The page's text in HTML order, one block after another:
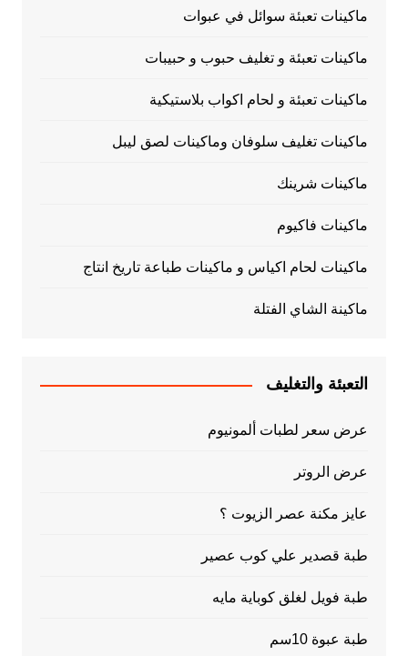
ماكينات تعبئة سوائل في عبوات
ماكينات تعبئة و تغليف حبوب و حبيبات
ماكينات تعبئة و لحام اكواب بلاستيكية
ماكينات تغليف سلوفان وماكينات لصق ليبل
ماكينات شرينك
ماكينات فاكيوم
ماكينات لحام اكياس و ماكينات طباعة تاريخ انتاج
ماكينة الشاي الفتلة
التعبئة والتغليف
عرض سعر لطبات ألمونيوم
عرض الروتر
عايز مكنة عصر الزيوت ؟
طبة قصدير علي كوب عصير
طبة فويل لغلق كوباية مايه
طبة عبوة 10سم